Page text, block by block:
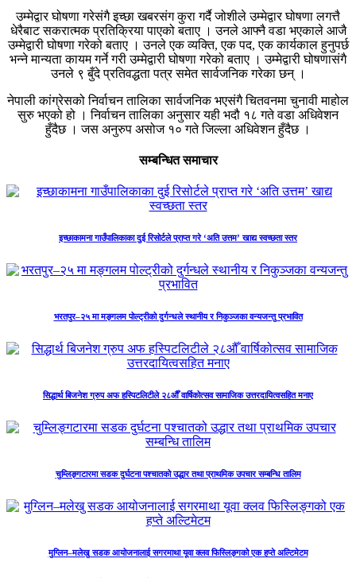
उम्मेद्वार घोषणा गरेसंगै इच्छा खबरसंग कुरा गर्दै जोशीले उम्मेद्वार घोषणा लगत्तै
धेरैबाट सकरात्मक प्रतिक्रिया पाएको बताए । उनले आफ्नै वडा भएकाले आजै
उम्मेद्वारी घोषणा गरेको बताए । उनले एक व्यक्ति, एक पद, एक कार्यकाल हुनुपर्छ
भन्ने मान्यता कायम गर्ने गरी उम्मेद्वारी घोषणा गरेको बताए । उम्मेद्वारी घोषणासंगै
उनले ९ बुँदे प्रतिवद्धता पत्र समेत सार्वजनिक गरेका छन् ।
नेपाली कांग्रेसको निर्वाचन तालिका सार्वजनिक भएसंगै चितवनमा चुनावी माहोल
सुरु भएको हो । निर्वाचन तालिका अनुसार यही भदौ १८ गते वडा अधिवेशन
हुँदैछ । जस अनुरुप असोज १० गते जिल्ला अधिवेशन हुँदैछ ।
सम्बन्धित समाचार
इच्छाकामना गाउँपालिकाका दुई रिसोर्टले प्राप्त गरे ‘अति उत्तम’ खाद्य स्वच्छता स्तर
भरतपुर–२५ मा मङ्गलम पोल्ट्रीको दुर्गन्धले स्थानीय र निकुञ्जका वन्यजन्तु प्रभावित
सिद्धार्थ बिजनेश ग्रुप अफ हस्पिटलिटीले २८औँ वार्षिकोत्सव सामाजिक उत्तरदायित्वसहित मनाए
चुम्लिङ्गटारमा सडक दुर्घटना पश्चातको उद्धार तथा प्राथमिक उपचार सम्बन्धि तालिम
मुग्लिन–मलेखु सडक आयोजनालाई सगरमाथा यूवा क्लव फिस्लिङ्गको एक हप्ते अल्टिमेटम